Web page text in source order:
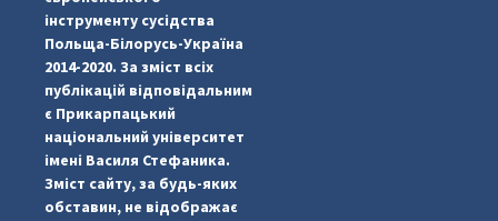
інструменту сусідства
Польща-Білорусь-Україна
2014-2020. За зміст всіх
публікацій відповідальним
є Прикарпацький
національний університет
імені Василя Стефаника.
Зміст сайту, за будь-яких
обставин, не відображає